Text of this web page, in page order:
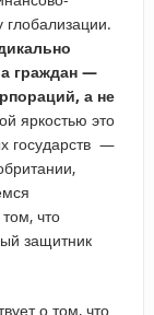
граждан —
а не
яркостью это
государств —
что
защитник
о том, что